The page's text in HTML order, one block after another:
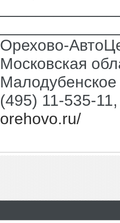
Орехово-
Московская
(495) 11-535-
orehovo.ru/